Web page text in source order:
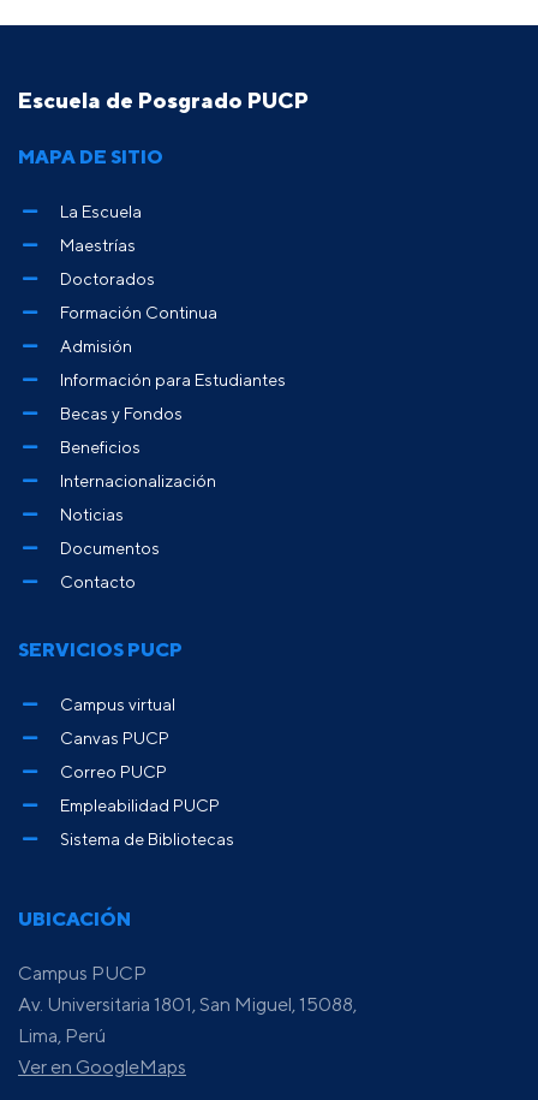
Escuela de Posgrado PUCP
UBICACIÓN
Campus PUCP
Av. Universitaria 1801, San Miguel, 15088,
Lima, Perú
Ver en GoogleMaps
MAPA DE SITIO
La Escuela
Maestrías
Doctorados
Formación Continua
Admisión
Información para Estudiantes
Becas y Fondos
Beneficios
Internacionalización
Noticias
Documentos
Contacto
SERVICIOS PUCP
Campus virtual
Canvas PUCP
Correo PUCP
Empleabilidad PUCP
Sistema de Bibliotecas